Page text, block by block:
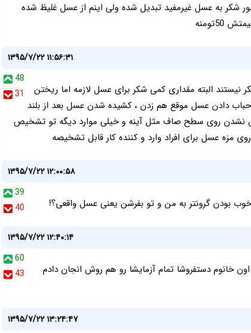
شکر به عسل غیرمفید تبدیل شده ولی اینم از عسل غلیظ شده
۱۳۹۵/۷/۲۲ ۱۱:۵۶:۳۱
48
31
البته مقداری کمی شکر برای عسل لازمه اما ریختن
دادن عسل موقع هم زدن ، کشیده شدن عسل بعد از بلند
روی سطح صاف مثل آینه و خیلی موارد دیگه تو تشخیص
مزه عسل برای افراد وارد و کننده کار قابل تشخیصه
۱۳۹۵/۷/۲۲ ۱۲:۰۰:۵۸
39
40
بودن گرونتر به من و تو بفرشن یعنی عسل واقعی؟!
۱۳۹۵/۷/۲۲ ۱۲:۴۰:۱۴
60
43
خریدم کیلویی 20تومن از اون خانوم دستفروشا تمام آزمایشا رو هم روش انجان دادم
۱۳۹۵/۷/۲۲ ۱۳:۲۴:۴۷